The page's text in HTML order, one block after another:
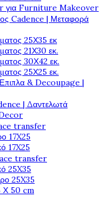
για Furniture Makeover
Cadence | Μεταφορά
25Χ35 εκ
21Χ30 εκ.
30Χ42 εκ.
25Χ25 εκ.
& Decoupage |
| Δαντελωτά
transfer
17X25
17X25
transfer
25X35
25X35
Χ 50 cm